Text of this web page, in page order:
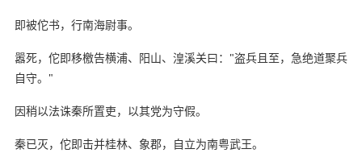
即被佗书，行南海尉事。
嚣死，佗即移檄告横浦、阳山、湟溪关曰："盗兵且至，急绝道聚兵
自守。"
因稍以法诛秦所置吏，以其党为守假。
秦已灭，佗即击并桂林、象郡，自立为南粤武王。